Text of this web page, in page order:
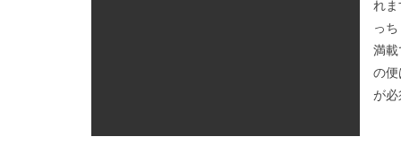
れ
っ
満
の
が